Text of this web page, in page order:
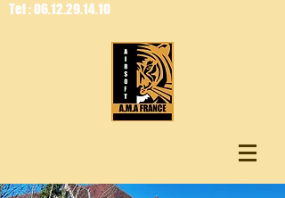
Tel :06.12.29.14.10